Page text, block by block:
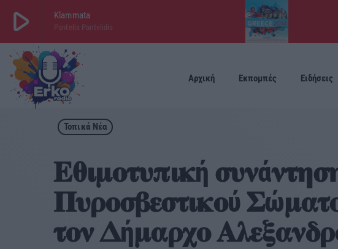
play_arrow Klammata
Pantelis Pantelidis
play_arrow ΕΡΚΟ
LIVE
Αρχική Εκπομπές Ειδήσεις
Τοπικά Νέα
𝚬𝛉𝛊𝛍𝛐𝛕𝛖𝛑𝛊𝛋ή
𝚷𝛖𝛒𝛐𝛔𝛃𝛆𝛔𝛕𝛊𝛋𝛐ύ
𝛕𝛐𝛎 𝚫ή𝛍𝛂𝛒𝛘𝛐